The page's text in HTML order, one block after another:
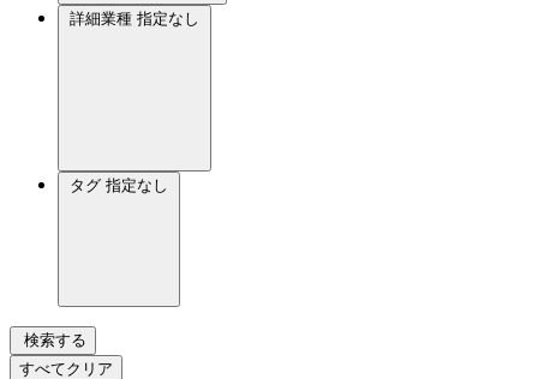
詳細業種 指定なし
タグ 指定なし
検索する
すべてクリア